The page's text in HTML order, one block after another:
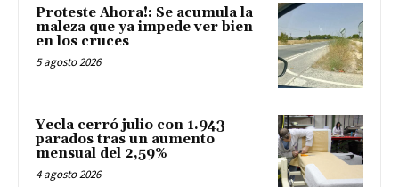
Proteste Ahora!: Se acumula la
maleza que ya impede ver bien
en los cruces
5 agosto 2026
Yecla cerró julio con 1.943
parados tras un aumento
mensual del 2,59%
4 agosto 2026